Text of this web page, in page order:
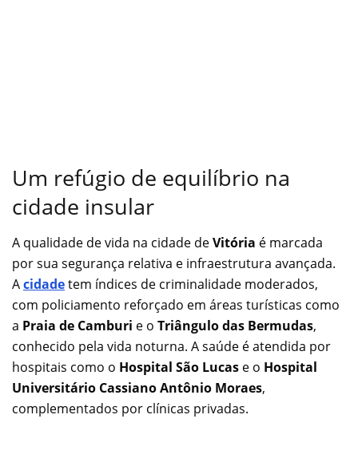
Um refúgio de equilíbrio na
cidade insular
A qualidade de vida na cidade deVitória é marcada
por sua segurança relativa e infraestrutura avançada.
Acidadetem índices de criminalidade moderados,
com policiamento reforçado em áreas turísticas como
a Praia de Camburi e o Triângulo das Bermudas,
conhecido pela vida noturna. A saúde é atendida por
hospitais como o Hospital São Lucas e o Hospital
Universitário Cassiano Antônio Moraes,
complementados por clínicas privadas.